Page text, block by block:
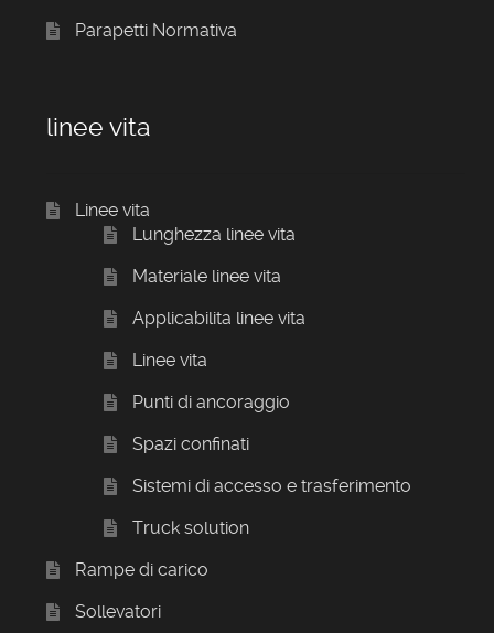
Parapetti Normativa
linee vita
Linee vita
Lunghezza linee vita
Materiale linee vita
Applicabilita linee vita
Linee vita
Punti di ancoraggio
Spazi confinati
Sistemi di accesso e trasferimento
Truck solution
Rampe di carico
Sollevatori